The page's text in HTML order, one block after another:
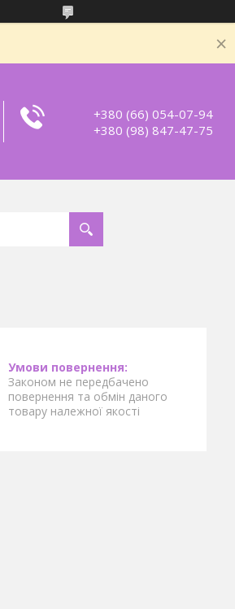
+380 (66) 054-07-94
+380 (98) 847-47-75
Законом не передбачено
повернення та обмін даного
товару належної якості